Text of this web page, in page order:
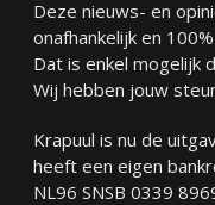
Deze nieuws- en
onafhankelijk en
Dat is enkel mogelijk
Wij hebben jouw
Krapuul is nu de
heeft een eigen
NL96 SNSB 0339